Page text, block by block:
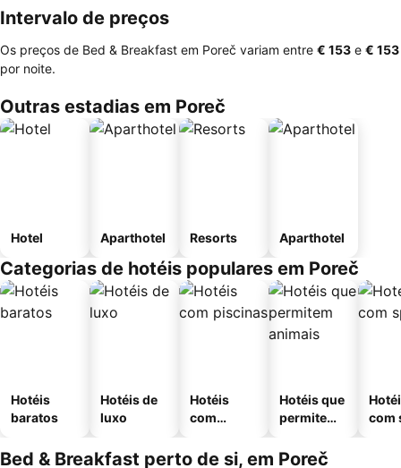
Intervalo de preços
Os preços de Bed & Breakfast em Poreč variam entre ‎€ 153 e ‎€ 153
por noite.
Outras estadias em Poreč
Hotel Aparthotel Resorts Aparthotel
Categorias de hotéis populares em Poreč
Hotéis
baratos
Hotéis de
luxo
Hotéis
com
Hotéis que
permitem
com
Bed & Breakfast perto de si, em Poreč